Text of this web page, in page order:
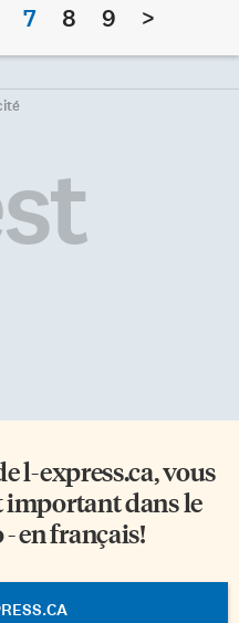
de la part de certains
particulièrement les gras et
autres lipides. Huile de coco
enrichie Stephen Cunnane,
du vieillissement, à l’Université
de Sherbrooke, s’intéresse ainsi
à l’huile de coco purifiée et
7 8 9 >
l-express.ca, vous
important dans le
en français!